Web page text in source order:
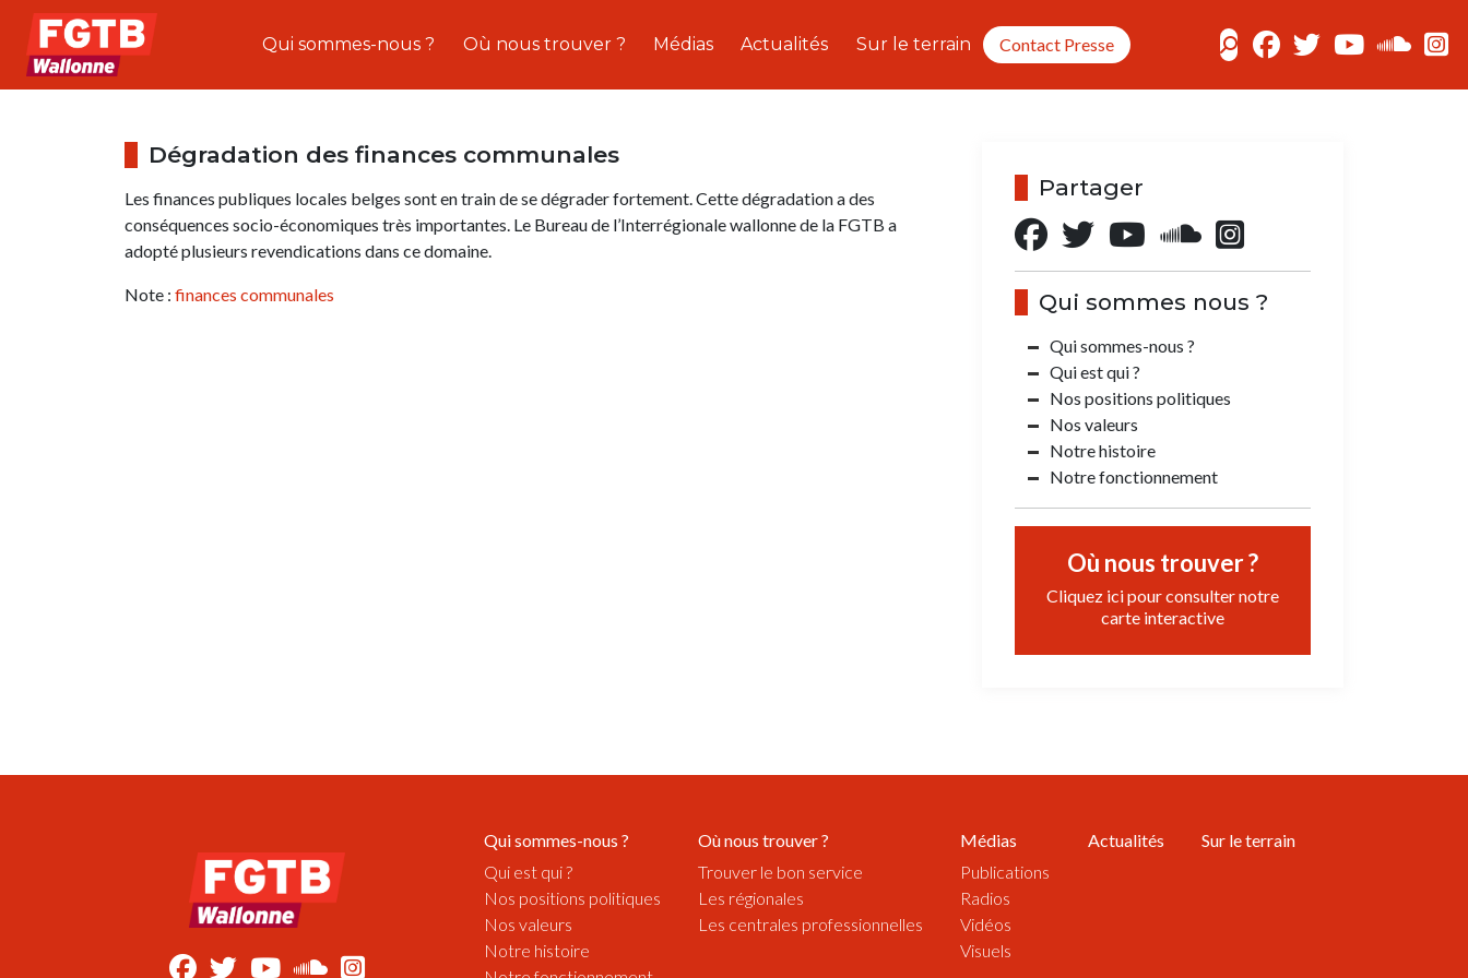
Qui sommes-nous ? Où nous trouver ? Médias Actualités Sur le terrain Contact Presse
Dégradation des finances communales
Les finances publiques locales belges sont en train de se dégrader fortement. Cette dégradation a des
conséquences socio-économiques très importantes. Le Bureau de l’Interrégionale wallonne de la FGTB a
adopté plusieurs revendications dans ce domaine.
Note : finances communales
Partager
Qui sommes nous ?
Qui sommes-nous ?
Qui est qui ?
Nos positions politiques
Nos valeurs
Notre histoire
Notre fonctionnement
Où nous trouver ?
Cliquez ici pour consulter notre
carte interactive
Qui sommes-nous ?
Qui est qui ?
Nos positions politiques
Nos valeurs
Notre histoire
Où nous trouver ?
Trouver le bon service
Les régionales
Les centrales professionnelles
Médias
Publications
Radios
Vidéos
Visuels
Actualités Sur le terrain